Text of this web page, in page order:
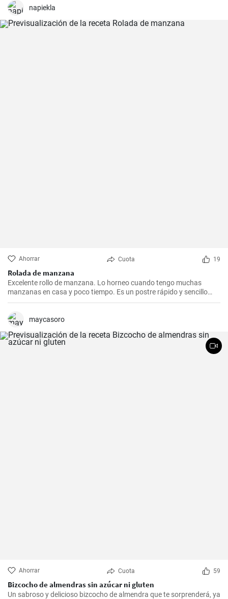
napiekla
Ahorrar Cuota 19
Rolada de manzana
Excelente rollo de manzana. Lo horneo cuando tengo muchas
manzanas en casa y poco tiempo. Es un postre rápido y sencillo
que siempre agrada.
maycasoro
Ahorrar Cuota 59
Bizcocho de almendras sin azúcar ni gluten
Un sabroso y delicioso bizcocho de almendra que te sorprenderá, ya